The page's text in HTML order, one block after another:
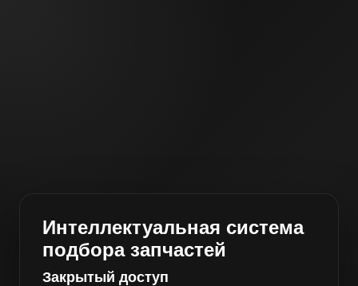
Интеллектуальная система
подбора запчастей
Закрытый доступ